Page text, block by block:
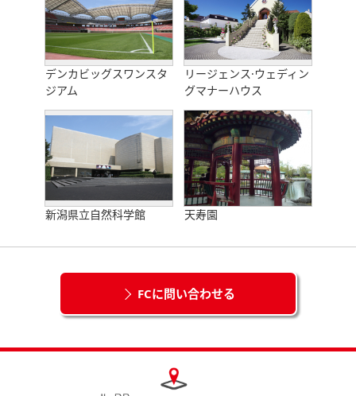
デンカビッグスワンスタ
ジアム
リージェンス·ウェディン
グマナーハウス
新潟県立自然科学館 天寿園
FCに問い合わせる